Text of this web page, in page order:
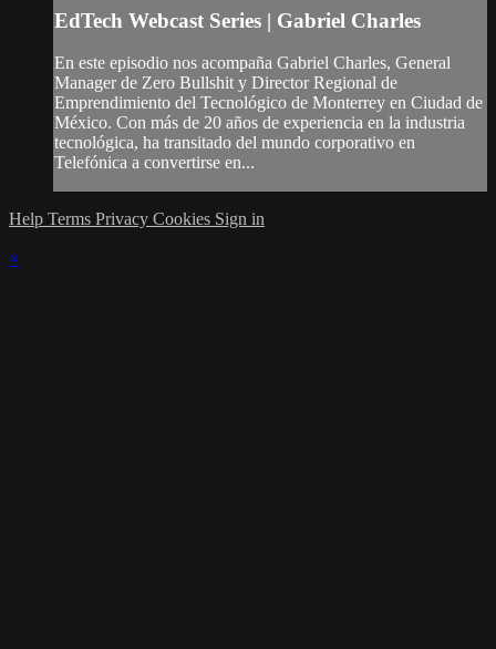
EdTech Webcast Series | Gabriel Charles
En este episodio nos acompaña Gabriel Charles, General
Manager de Zero Bullshit y Director Regional de
Emprendimiento del Tecnológico de Monterrey en Ciudad de
México. Con más de 20 años de experiencia en la industria
tecnológica, ha transitado del mundo corporativo en
Telefónica a convertirse en...
Help Terms Privacy Cookies Sign in
×